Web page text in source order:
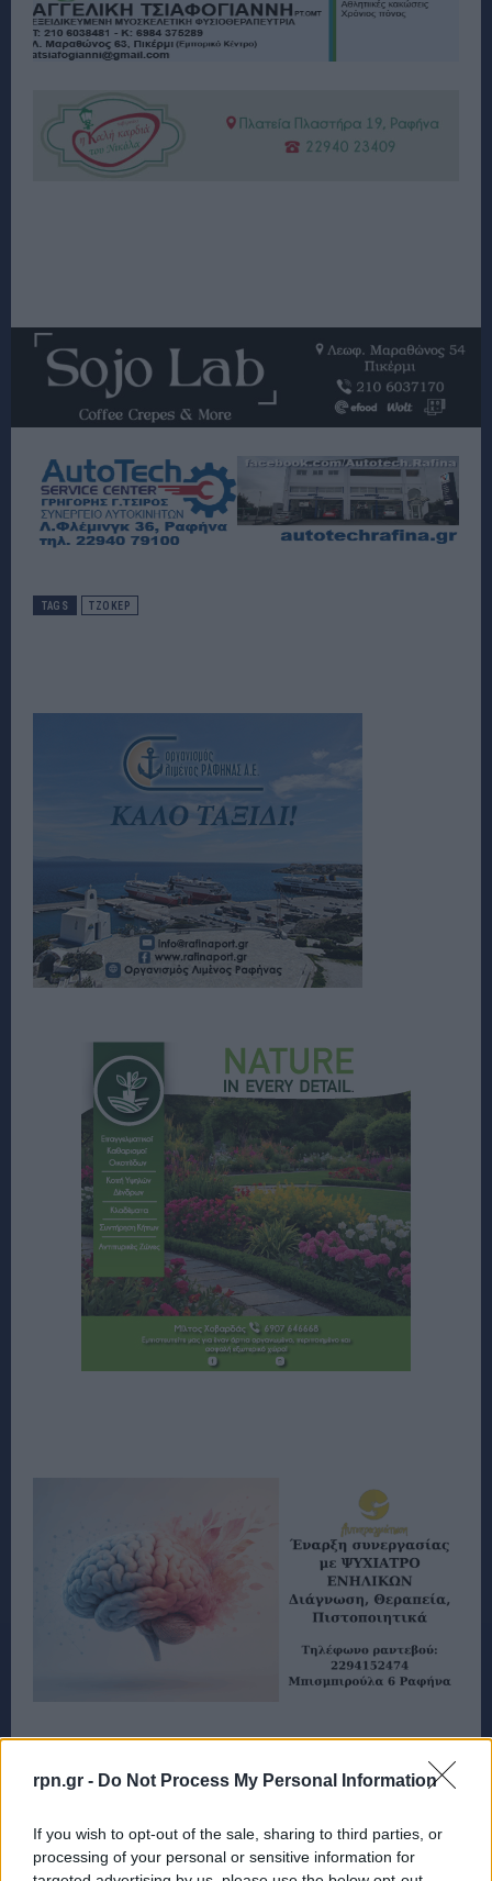
rpn.gr - Do Not Process My Personal Information
If you wish to opt-out of the sale, sharing to third parties, or
processing of your personal or sensitive information for
TAGS ΤΖΟΚΕΡ